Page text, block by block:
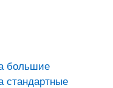
большие
стандартные